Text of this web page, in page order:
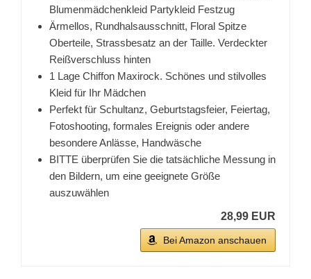
Blumenmädchenkleid Partykleid Festzug
Ärmellos, Rundhalsausschnitt, Floral Spitze
Oberteile, Strassbesatz an der Taille. Verdeckter
Reißverschluss hinten
1 Lage Chiffon Maxirock. Schönes und stilvolles
Kleid für Ihr Mädchen
Perfekt für Schultanz, Geburtstagsfeier, Feiertag,
Fotoshooting, formales Ereignis oder andere
besondere Anlässe, Handwäsche
BITTE überprüfen Sie die tatsächliche Messung in
den Bildern, um eine geeignete Größe
auszuwählen
28,99 EUR
Bei Amazon anschauen